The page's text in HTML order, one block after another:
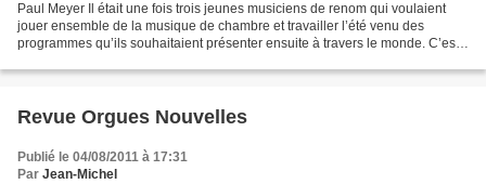
Paul Meyer Il était une fois trois jeunes musiciens de renom qui voulaient
jouer ensemble de la musique de chambre et travailler l’été venu des
programmes qu’ils souhaitaient présenter ensuite à travers le monde. C’est
Revue Orgues Nouvelles
Publié le 04/08/2011 à 17:31
Par Jean-Michel